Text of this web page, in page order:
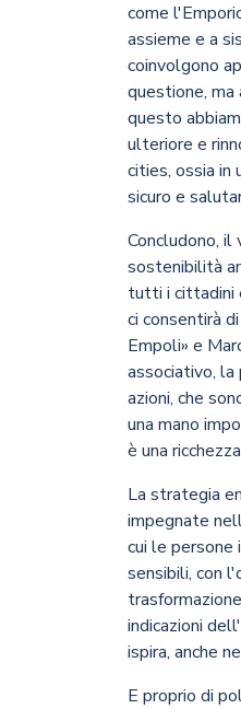
come
assieme e a
coinvolgono
questione,
questo
ulteriore e
cities, ossia in
sicuro e
Concludono,
sostenibilità
tutti i cittadini
ci consentirà
Empoli» e
associativo,
azioni, che
una mano
è una
La strategia
impegnate
cui le persone
sensibili, con
indicazioni
ispira, anche
E proprio di